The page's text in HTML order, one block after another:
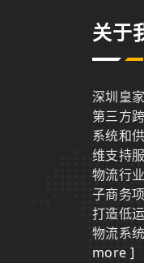
关于
深圳皇
第三方
系统和
维支持
物流行
子商务
打造低
物流系
more ]